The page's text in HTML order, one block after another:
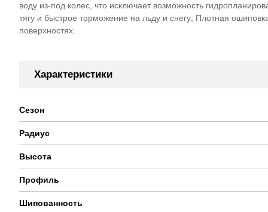
воду из-под колес, что исключает возможность
тягу и быстрое торможение на льду и снегу; Плотная
поверхностях.
Характеристики
Сезон
Радиус
Высота
Профиль
Шипованность